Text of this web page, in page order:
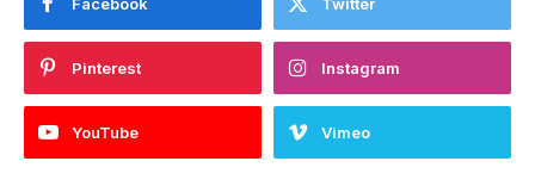
Pinterest Instagram
YouTube Vimeo